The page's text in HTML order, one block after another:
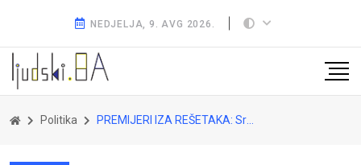
NEDJELJA, 9. AVG 2026.
Politika PREMIJERI IZA REŠETAKA: Srbi i Hrvati u BiH čekaju na svoje Novaliće